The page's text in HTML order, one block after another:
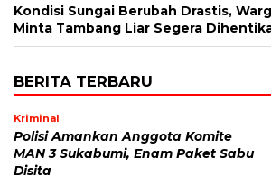
Kondisi Sungai Berubah Drastis,
Minta Tambang Liar Segera
BERITA TERBARU
Kriminal
Polisi Amankan Anggota Komite
MAN 3 Sukabumi, Enam Paket Sabu
Disita